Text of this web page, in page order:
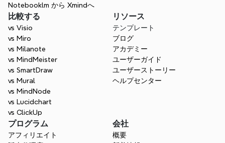
Notebooklm から Xmindへ
比較する
vs Visio
vs Miro
vs Milanote
vs MindMeister
vs SmartDraw
vs Mural
vs MindNode
vs Lucidchart
vs ClickUp
リソース
テンプレート
ブログ
アカデミー
ユーザーガイド
ユーザーストーリー
ヘルプセンター
プログラム
アフィリエイト
会社
概要